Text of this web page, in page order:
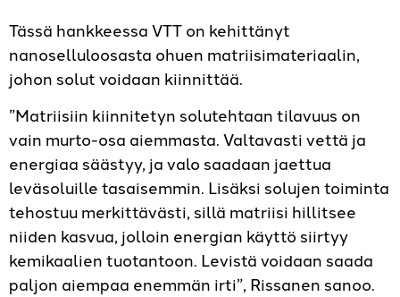
Tässä hankkeessa VTT on kehittänyt
nanoselluloosasta ohuen matriisimateriaalin,
johon solut voidaan kiinnittää.
”Matriisiin kiinnitetyn solutehtaan tilavuus on
vain murto-osa aiemmasta. Valtavasti vettä ja
energiaa säästyy, ja valo saadaan jaettua
leväsoluille tasaisemmin. Lisäksi solujen toiminta
tehostuu merkittävästi, sillä matriisi hillitsee
niiden kasvua, jolloin energian käyttö siirtyy
kemikaalien tuotantoon. Levistä voidaan saada
paljon aiempaa enemmän irti”, Rissanen sanoo.